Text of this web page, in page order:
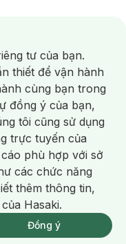
2H Xem chi tiết
online
2H trễ tặng 100k
Hơi /Nước Rửa Tay/
Chải Điện/
/ Nước Súc Miệng/
Sinh/Dưỡng Vùng Kín/
/Bọt Cạo Râu /Dao Cạo Râu/
Hóa/ Da Mụn/
/ Tàn Nhang
Rửa Mặt Máy Chăm Sóc Da
tư của bạn.
thiết để vận hành
cùng bạn trong
đồng ý của bạn,
tôi cũng sử dụng
trực tuyến của
phù hợp với sở
các chức năng
thêm thông tin,
của Hasaki.
Đồng ý